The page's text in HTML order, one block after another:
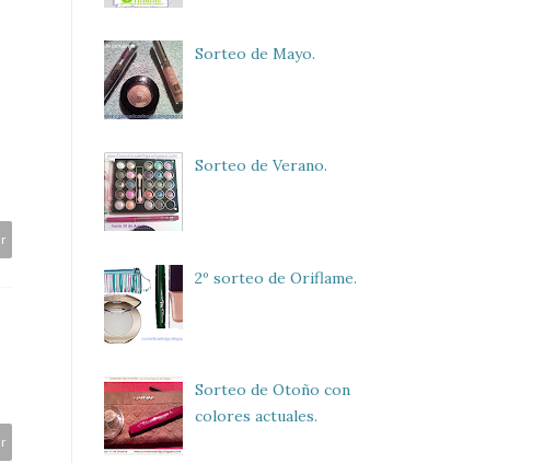
Sorteo de Mayo.
Sorteo de Verano.
2º sorteo de Oriflame.
Sorteo de Otoño con
colores actuales.